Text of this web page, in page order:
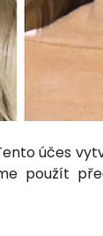
účes
použít